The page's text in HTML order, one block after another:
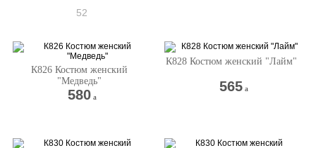
52
К826 Костюм женский
"Медведь"
580 a
К828 Костюм женский "Лайм"
565 a